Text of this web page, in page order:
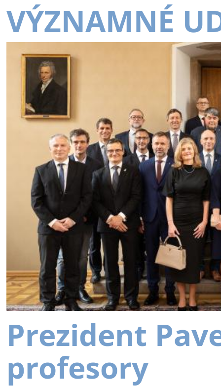
VÝZNAMNÉ
Prezident
profesory